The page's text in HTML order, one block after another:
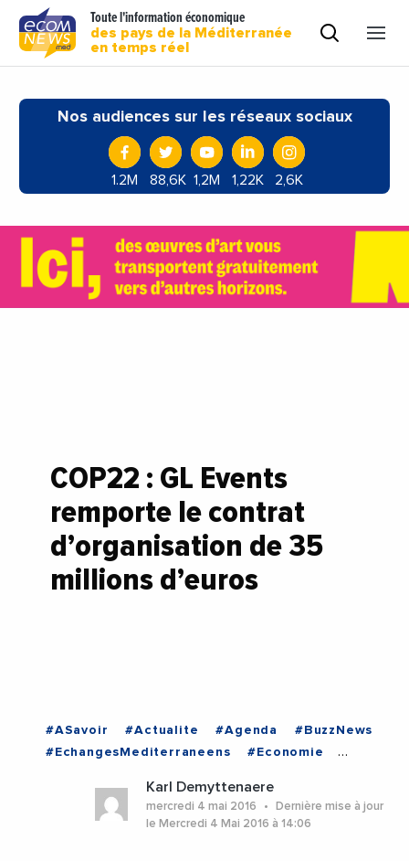
Toute l'information économique
des pays de la Méditerranée
en temps réel
Nos audiences sur les réseaux sociaux
1.2M 88,6K 1,2M 1,22K 2,6K
COP22 : GL Events
remporte le contrat
d’organisation de 35
millions d’euros
#ASavoir #Actualite #Agenda
#BuzzNews
#EchangesMediterraneens
#Economie
Karl Demyttenaere
mercredi 4 mai 2016
Dernière mise à jour
le Mercredi 4 Mai 2016 à 14:06